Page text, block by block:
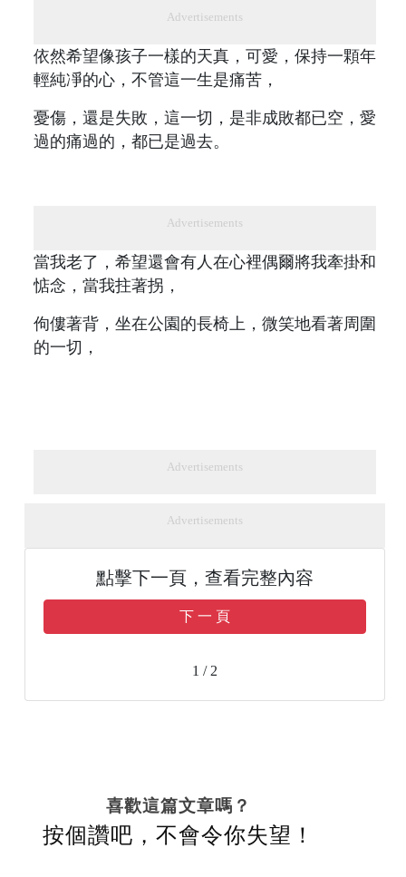
Advertisements
依然希望像孩子一樣的天真，可愛，保持一顆年
輕純凈的心，不管這一生是痛苦，
憂傷，還是失敗，這一切，是非成敗都已空，愛
過的痛過的，都已是過去。
Advertisements
當我老了，希望還會有人在心裡偶爾將我牽掛和
惦念，當我拄著拐，
佝僂著背，坐在公園的長椅上，微笑地看著周圍
的一切，
Advertisements
Advertisements
點擊下一頁，查看完整內容
下 一 頁
1 / 2
喜歡這篇文章嗎？
按個讚吧，不會令你失望！